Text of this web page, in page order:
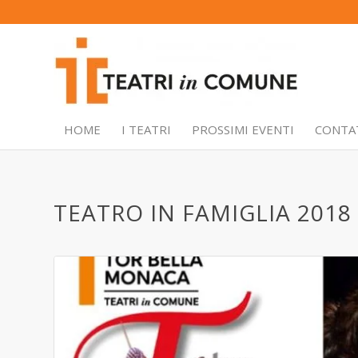
HOME I TEATRI PROSSIMI EVENTI
TEATRO IN FAMIGLIA 2018